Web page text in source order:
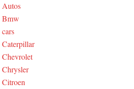
Autos
Bmw
cars
Caterpillar
Chevrolet
Chrysler
Citroen